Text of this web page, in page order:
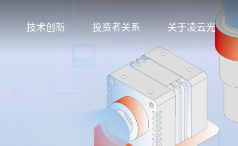
技术创新 投资者关系 关于凌云光